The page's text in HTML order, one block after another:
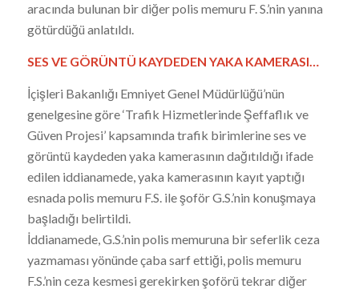
aracında bulunan bir diğer polis memuru F. S.’nin yanına
götürdüğü anlatıldı.
SES VE GÖRÜNTÜ KAYDEDEN YAKA KAMERASI…
İçişleri Bakanlığı Emniyet Genel Müdürlüğü’nün
genelgesine göre ‘Trafik Hizmetlerinde Şeffaflık ve
Güven Projesi’ kapsamında trafik birimlerine ses ve
görüntü kaydeden yaka kamerasının dağıtıldığı ifade
edilen iddianamede, yaka kamerasının kayıt yaptığı
esnada polis memuru F.S. ile şoför G.S.’nin konuşmaya
başladığı belirtildi.
İddianamede, G.S.’nin polis memuruna bir seferlik ceza
yazmaması yönünde çaba sarf ettiği, polis memuru
F.S.’nin ceza kesmesi gerekirken şoförü tekrar diğer